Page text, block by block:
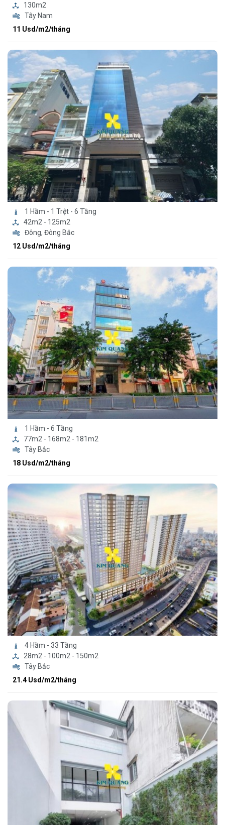
130m2
Tây Nam
11 Usd/m2/tháng
1 Hầm - 1 Trệt - 6 Tầng
42m2 - 125m2
Đông, Đông Bắc
12 Usd/m2/tháng
1 Hầm - 6 Tầng
77m2 - 168m2 - 181m2
Tây Bắc
18 Usd/m2/tháng
4 Hầm - 33 Tầng
28m2 - 100m2 - 150m2
Tây Bắc
21.4 Usd/m2/tháng